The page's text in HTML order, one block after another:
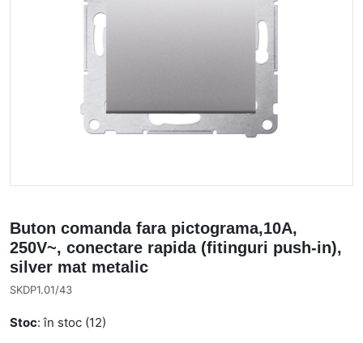
Buton comanda fara pictograma,10A,
250V~, conectare rapida (fitinguri push-in),
silver mat metalic
SKDP1.01/43
Stoc: în stoc (12)